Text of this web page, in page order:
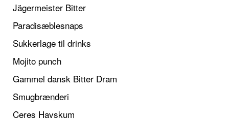
Jägermeister Bitter
Paradisæblesnaps
Sukkerlage til drinks
Mojito punch
Gammel dansk Bitter Dram
Smugbrænderi
Ceres Havskum